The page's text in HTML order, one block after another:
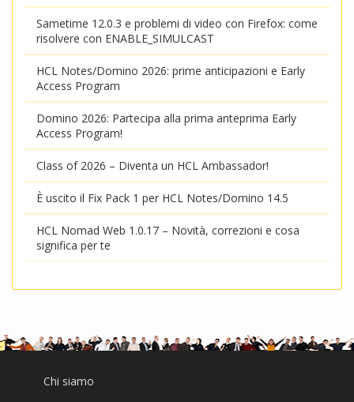
Sametime 12.0.3 e problemi di video con Firefox: come
risolvere con ENABLE_SIMULCAST
HCL Notes/Domino 2026: prime anticipazioni e Early
Access Program
Domino 2026: Partecipa alla prima anteprima Early
Access Program!
Class of 2026 – Diventa un HCL Ambassador!
È uscito il Fix Pack 1 per HCL Notes/Domino 14.5
HCL Nomad Web 1.0.17 – Novità, correzioni e cosa
significa per te
Chi siamo